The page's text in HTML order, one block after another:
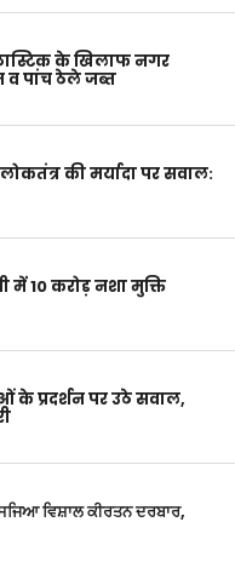
के खिलाफ नगर
व पांच ठेले जब्त
की मर्यादा पर सवाल:
में 10 करोड़ नशा मुक्ति
के प्रदर्शन पर उठे सवाल,
ਵਿਸ਼ਾਲ ਕੀਰਤਨ ਦਰਬਾਰ,